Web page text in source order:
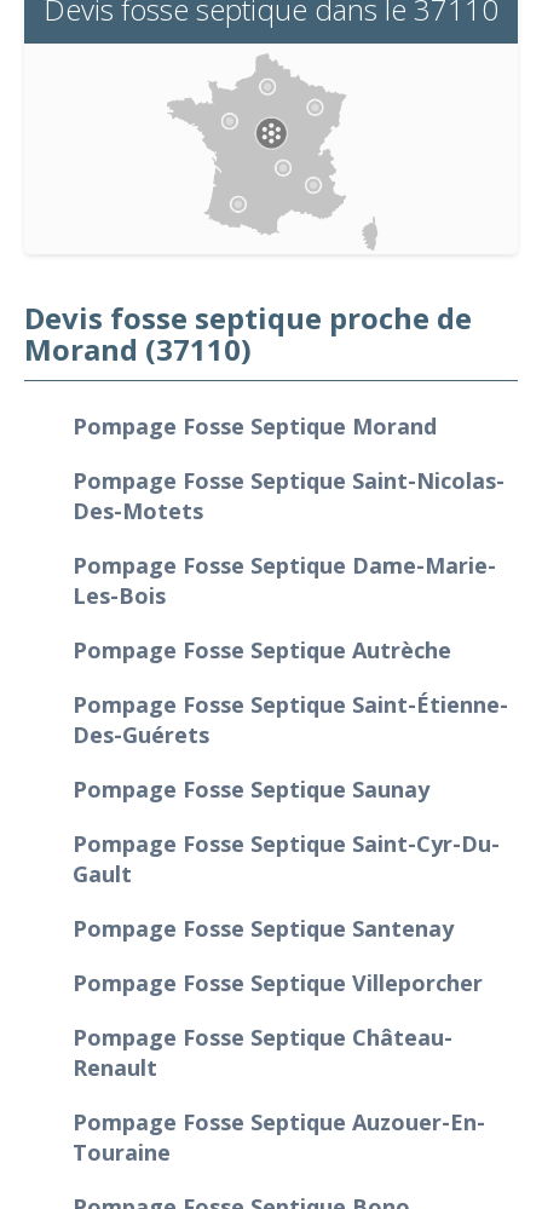
Devis fosse septique dans le 37110
Devis fosse septique proche de
Morand (37110)
Pompage Fosse Septique Morand
Pompage Fosse Septique Saint-Nicolas-
Des-Motets
Pompage Fosse Septique Dame-Marie-
Les-Bois
Pompage Fosse Septique Autrèche
Pompage Fosse Septique Saint-Étienne-
Des-Guérets
Pompage Fosse Septique Saunay
Pompage Fosse Septique Saint-Cyr-Du-
Gault
Pompage Fosse Septique Santenay
Pompage Fosse Septique Villeporcher
Pompage Fosse Septique Château-
Renault
Pompage Fosse Septique Auzouer-En-
Touraine